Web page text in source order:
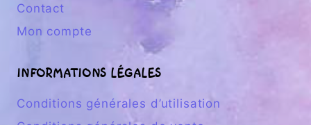
Contact
Mon compte
INFORMATIONS LÉGALES
Conditions générales d’utilisation